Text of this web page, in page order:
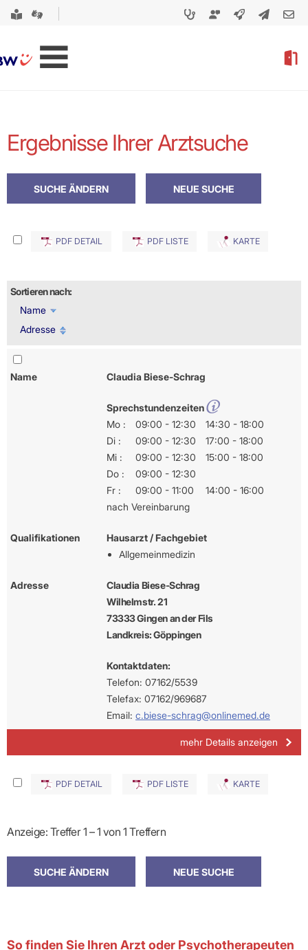
Ergebnisse Ihrer Arztsuche
PDF DETAIL PDF LISTE KARTE
Sortieren nach:
Name
Adresse
Name Claudia Biese-Schrag
Sprechstundenzeiten
Mo :
09:00 - 12:30
14:30 - 18:00
Di :
09:00 - 12:30
17:00 - 18:00
Mi :
09:00 - 12:30
15:00 - 18:00
Do :
09:00 - 12:30
Fr :
09:00 - 11:00
14:00 - 16:00
nach Vereinbarung
Qualifikationen
Hausarzt / Fachgebiet
Allgemeinmedizin
Adresse
Claudia Biese-Schrag
Wilhelmstr. 21
73333 Gingen an der Fils
Landkreis: Göppingen
Kontaktdaten:
Telefon: 07162/5539
Telefax: 07162/969687
Email: c.biese-schrag@onlinemed.de
mehr Details anzeigen
PDF DETAIL PDF LISTE KARTE
Anzeige: Treffer 1 – 1 von 1 Treffern
So finden Sie Ihren Arzt oder Psychotherapeuten